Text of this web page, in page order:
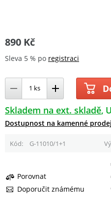
890 Kč
Sleva 5 % po registraci
Skladem na ext. skladě
Dostupnost na kamenné
Kód G-11010/1+1
Porovnat
Doporučit známému